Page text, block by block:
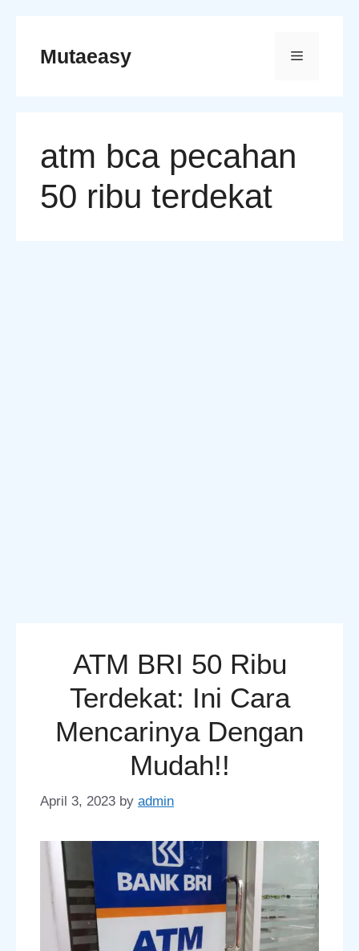
contentMutaeasy Menu
atm bca pecahan
50 ribu terdekat
ATM BRI 50 Ribu
Terdekat: Ini Cara
Mencarinya Dengan
Mudah!!
April 3, 2023 by admin